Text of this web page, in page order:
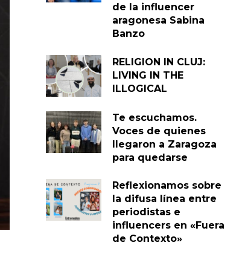
de la influencer
aragonesa Sabina
Banzo
RELIGION IN CLUJ:
LIVING IN THE
ILLOGICAL
Te escuchamos.
Voces de quienes
llegaron a Zaragoza
para quedarse
Reflexionamos sobre
la difusa línea entre
periodistas e
influencers en «Fuera
de Contexto»